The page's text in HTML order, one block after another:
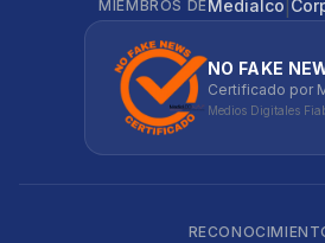
MIEMBROS DEMedialco
NO FAKE
Certificado por
Medios Digitales